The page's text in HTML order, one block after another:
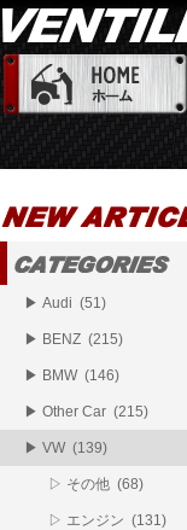
▶ Audi (51)
▶ BENZ (215)
▶ BMW (146)
▶ Other Car (215)
▶ VW (139)
▷ その他 (68)
▷ エンジン (131)